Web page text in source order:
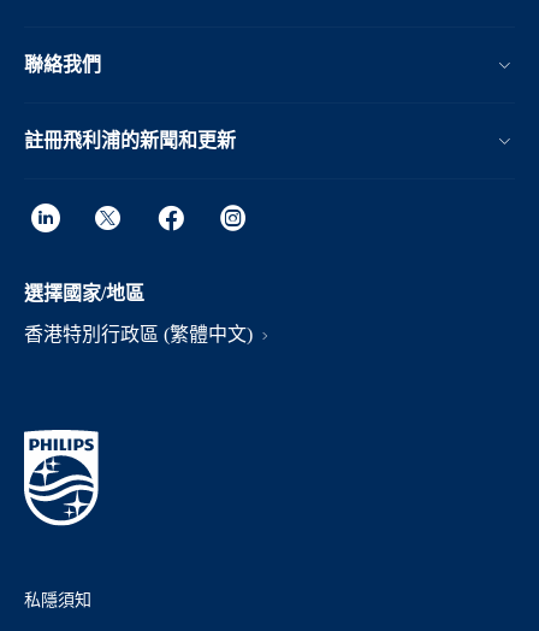
聯絡我們
註冊飛利浦的新聞和更新
選擇國家/地區
香港特別行政區 (繁體中文)
私隱須知